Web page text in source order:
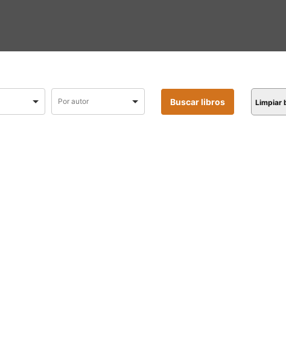
Limpiar